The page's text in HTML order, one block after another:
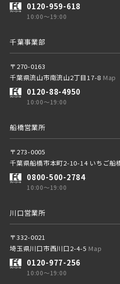
0120-959-618
10:00～19:00
千葉事業部
〒270-0163
千葉県流山市南流山2丁目17-8 Map
0120-88-4950
10:00～19:00
船橋営業所
〒273-0005
千葉県船橋市本町2-10-14 いちご船
0800-500-2784
10:00～19:00
川口営業所
〒332-0021
埼玉県川口市西川口2-4-5 Map
0120-977-256
10:00～19:00